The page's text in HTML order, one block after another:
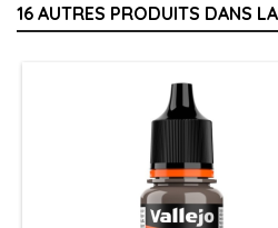
16 AUTRES PRODUITS DANS